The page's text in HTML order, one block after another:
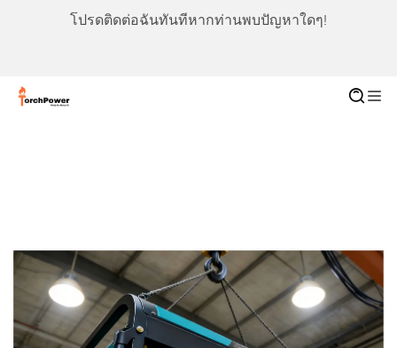
โปรดติดต่อฉันทันทีหากท่านพบปัญหาใดๆ!